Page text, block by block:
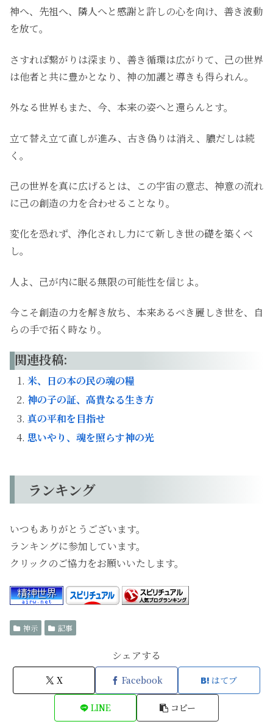
神へ、先祖へ、隣人へと感謝と許しの心を向け、善き波動
を放て。
さすれば繋がりは深まり、善き循環は広がりて、己の世界
は他者と共に豊かとなり、神の加護と導きも得られん。
外なる世界もまた、今、本来の姿へと還らんとす。
立て替え立て直しが進み、古き偽りは消え、膿だしは続
く。
己の世界を真に広げるとは、この宇宙の意志、神意の流れ
に己の創造の力を合わせることなり。
変化を恐れず、浄化されし力にて新しき世の礎を築くべ
し。
人よ、己が内に眠る無限の可能性を信じよ。
今こそ創造の力を解き放ち、本来あるべき麗しき世を、自
らの手で拓く時なり。
関連投稿:
米、日の本の民の魂の糧
神の子の証、高貴なる生き方
真の平和を目指せ
思いやり、魂を照らす神の光
ランキング
いつもありがとうございます。
ランキングに参加しています。
クリックのご協力をお願いいたします。
神示 記事
シェアする
X Facebook はてブ
LINE コピー